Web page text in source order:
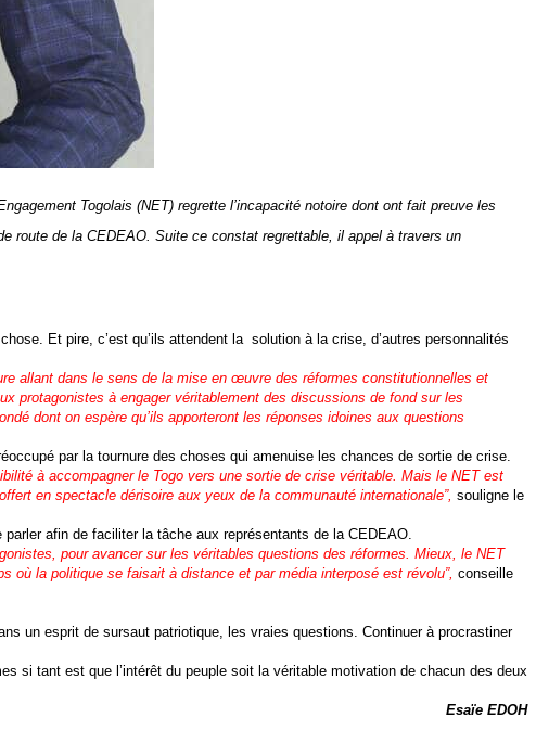
Togolais (NET) regrette l’incapacité notoire dont ont fait preuve les
route de la CEDEAO. Suite ce constat regrettable, il appel à travers un
Et pire, c’est qu’ils attendent la solution à la crise, d’autres personnalités
allant dans le sens de la mise en œuvre des réformes constitutionnelles et
protagonistes à engager véritablement des discussions de fond sur les
dont on espère qu’ils apporteront les réponses idoines aux questions
par la tournure des choses qui amenuise les chances de sortie de crise.
à accompagner le Togo vers une sortie de crise véritable. Mais le NET est
en spectacle dérisoire aux yeux de la communauté internationale”, souligne le
afin de faciliter la tâche aux représentants de la CEDEAO.
pour avancer sur les véritables questions des réformes. Mieux, le NET
où la politique se faisait à distance et par média interposé est révolu”, conseille
un esprit de sursaut patriotique, les vraies questions. Continuer à procrastiner
si tant est que l’intérêt du peuple soit la véritable motivation de chacun des deux
Esaïe EDOH